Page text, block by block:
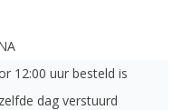
12:00 uur besteld is
dag verstuurd